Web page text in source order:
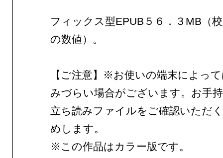
フィックス型EPUB５６．３MB（
の数値）。
【ご注意】※お使いの端末によっ
みづらい場合がございます。お手
立ち読みファイルをご確認いただ
めします。
※この作品はカラー版です。